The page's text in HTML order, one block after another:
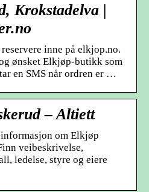
Krokstadelva |
inne på elkjop.no.
ønsket Elkjøp-butikk som
en SMS når ordren er …
– Altiett
om Elkjøp
veibeskrivelse,
ledelse, styre og eiere